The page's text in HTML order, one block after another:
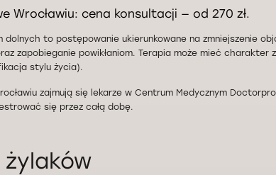
Wrocławiu: cena konsultacji — od 270 zł.
dolnych to postępowanie ukierunkowane na zmniejszenie
zapobieganie powikłaniom. Terapia może mieć
stylu życia).
zajmują się lekarze w Centrum Medycznym
się przez całą dobę.